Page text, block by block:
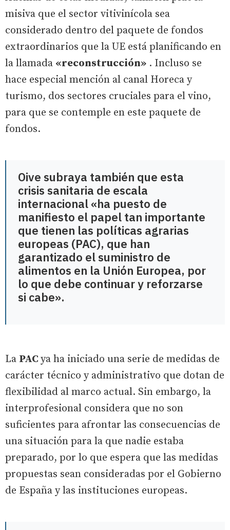
misiva que el sector vitivinícola sea
considerado dentro del paquete de fondos
extraordinarios que la UE está planificando en
la llamada «reconstrucción» . Incluso se
hace especial mención al canal Horeca y
turismo, dos sectores cruciales para el vino,
para que se contemple en este paquete de
fondos.
Oive subraya también que esta
crisis sanitaria de escala
internacional «ha puesto de
manifiesto el papel tan importante
que tienen las políticas agrarias
europeas (PAC), que han
garantizado el suministro de
alimentos en la Unión Europea, por
lo que debe continuar y reforzarse
si cabe».
La PAC ya ha iniciado una serie de medidas de
carácter técnico y administrativo que dotan de
flexibilidad al marco actual. Sin embargo, la
interprofesional considera que no son
suficientes para afrontar las consecuencias de
una situación para la que nadie estaba
preparado, por lo que espera que las medidas
propuestas sean consideradas por el Gobierno
de España y las instituciones europeas.